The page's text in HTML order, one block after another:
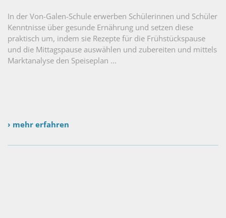
In der Von-Galen-Schule erwerben Schülerinnen und Schüler
Kenntnisse über gesunde Ernährung und setzen diese
praktisch um, indem sie Rezepte für die Frühstückspause
und die Mittagspause auswählen und zubereiten und mittels
Marktanalyse den Speiseplan ...
› mehr erfahren